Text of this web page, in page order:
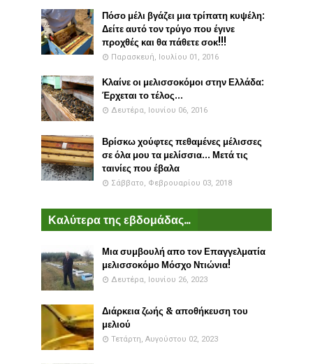
Πόσο μέλι βγάζει μια τρίπατη κυψέλη:
Δείτε αυτό τον τρύγο που έγινε
προχθές και θα πάθετε σοκ!!!
Παρασκευή, Ιουλίου 01, 2016
Κλαίνε οι μελισσοκόμοι στην Ελλάδα:
Έρχεται το τέλος...
Δευτέρα, Ιουνίου 06, 2016
Βρίσκω χούφτες πεθαμένες μέλισσες
σε όλα μου τα μελίσσια... Μετά τις
ταινίες που έβαλα
Σάββατο, Φεβρουαρίου 03, 2018
Καλύτερα της εβδομάδας...
Μια συμβουλή απο τον Επαγγελματία
μελισσοκόμο Μόσχο Ντιώνια!
Δευτέρα, Ιουνίου 26, 2023
Διάρκεια ζωής & αποθήκευση του
μελιού
Τετάρτη, Αυγούστου 02, 2023